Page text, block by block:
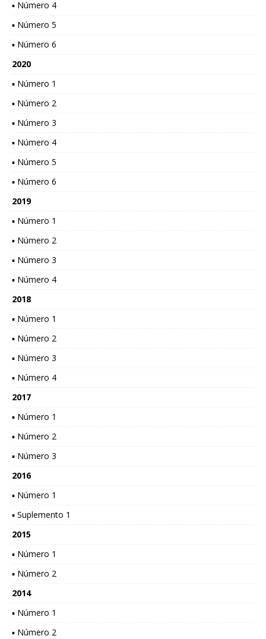
▪ Número 4
▪ Número 5
▪ Número 6
2020
▪ Número 1
▪ Número 2
▪ Número 3
▪ Número 4
▪ Número 5
▪ Número 6
2019
▪ Número 1
▪ Número 2
▪ Número 3
▪ Número 4
2018
▪ Número 1
▪ Número 2
▪ Número 3
▪ Número 4
2017
▪ Número 1
▪ Número 2
▪ Número 3
2016
▪ Número 1
▪ Suplemento 1
2015
▪ Número 1
▪ Número 2
2014
▪ Número 1
▪ Número 2